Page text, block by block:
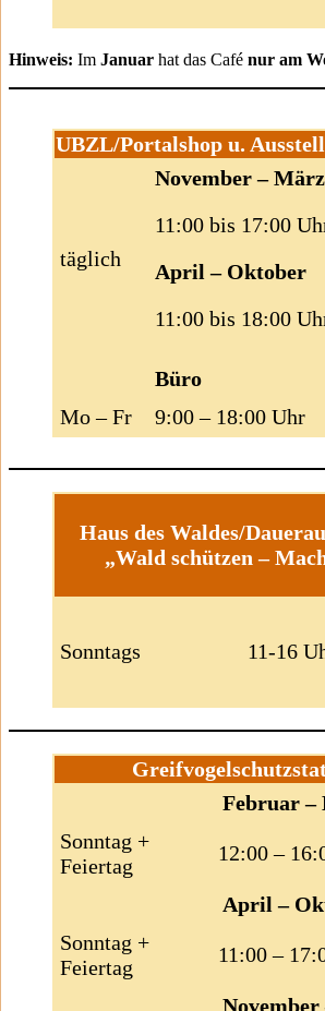
Hinweis: Im Januar hat das Café nur am
UBZL/Portalshop u.
täglich
November – März
11:00 bis 17:00
April – Oktober
11:00 bis 18:00
Büro
Mo – Fr
9:00 – 18:00 Uhr
Haus des Waldes/
„Wald schützen –
Sonntags 11-16
Februar –
Sonntag +
Feiertag
12:00 –
April –
Sonntag +
Feiertag
11:00 –
November